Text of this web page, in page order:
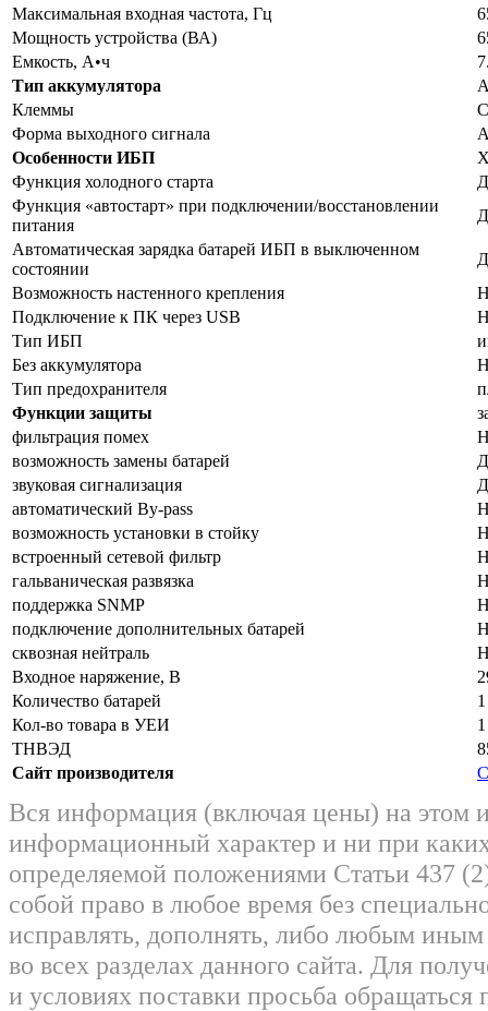
Максимальная входная частота, Гц
Мощность устройства (ВА)
Емкость, А•ч
Тип аккумулятора
Клеммы
Форма выходного сигнала
Особенности ИБП
Функция холодного старта
Функция «автостарт» при подключении/восстановлении
питания
Автоматическая зарядка батарей ИБП в выключенном
состоянии
Возможность настенного крепления
Подключение к ПК через USB
Тип ИБП
Без аккумулятора
Тип предохранителя
Функции защиты
фильтрация помех
возможность замены батарей
звуковая сигнализация
автоматический By-pass
возможность установки в стойку
встроенный сетевой фильтр
гальваническая развязка
поддержка SNMP
подключение дополнительных батарей
сквозная нейтраль
Входное наряжение, В
Количество батарей
1
Кол-во товара в УЕИ
1
ТНВЭД
Сайт производителя
Вся информация (включая цены) на этом
информационный характер и ни при
определяемой положениями Статьи 437
собой право в любое время без
исправлять, дополнять, либо любым
во всех разделах данного сайта. Для
и условиях поставки просьба